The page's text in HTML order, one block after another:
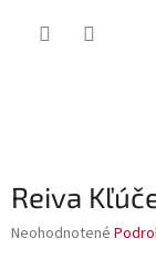
Reiva
Priemerné
Neohodnotené